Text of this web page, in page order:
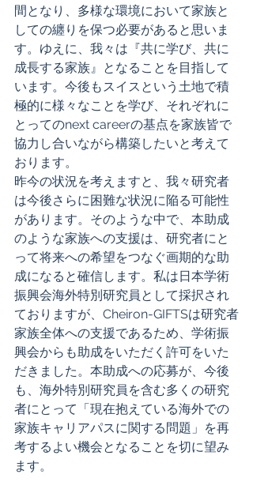
間となり、多様な環境において家族と
しての纏りを保つ必要があると思いま
す。ゆえに、我々は『共に学び、共に
成長する家族』となることを目指して
います。今後もスイスという土地で積
極的に様々なことを学び、それぞれに
とってのnext careerの基点を家族皆で
協力し合いながら構築したいと考えて
おります。
昨今の状況を考えますと、我々研究者
は今後さらに困難な状況に陥る可能性
があります。そのような中で、本助成
のような家族への支援は、研究者にと
って将来への希望をつなぐ画期的な助
成になると確信します。私は日本学術
振興会海外特別研究員として採択され
ておりますが、Cheiron-GIFTSは研究者
家族全体への支援であるため、学術振
興会からも助成をいただく許可をいた
だきました。本助成への応募が、今後
も、海外特別研究員を含む多くの研究
者にとって「現在抱えている海外での
家族キャリアパスに関する問題」を再
考するよい機会となることを切に望み
ます。